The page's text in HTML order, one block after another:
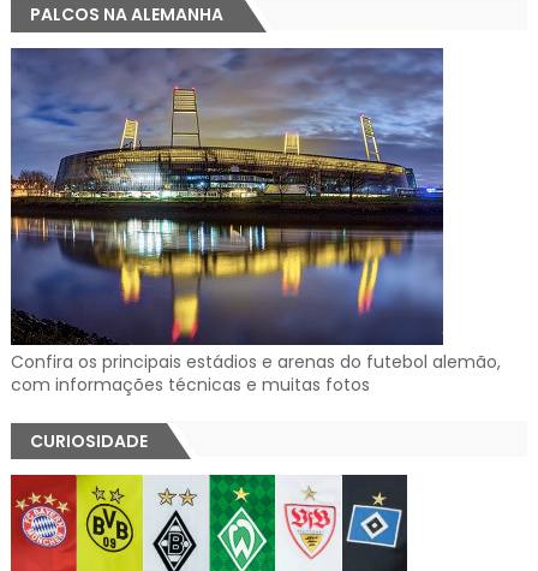
PALCOS NA ALEMANHA
Confira os principais estádios e arenas do futebol alemão,
com informações técnicas e muitas fotos
CURIOSIDADE